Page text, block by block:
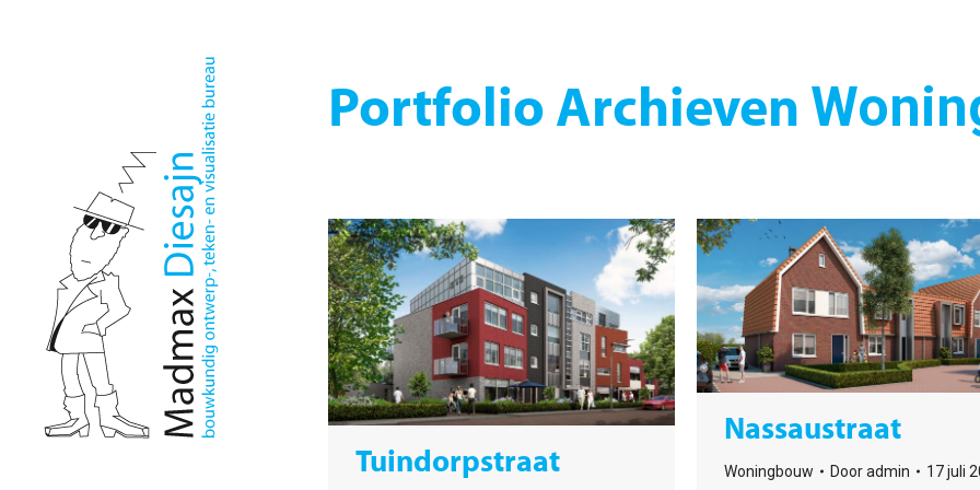
Portfolio Archieven
Tuindorpstraat
Nassaustraat
Woningbouw Dooradmin 17 juli